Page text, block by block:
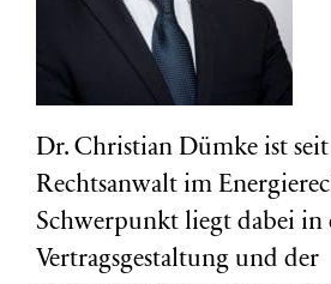
Dr. Christian Dümke ist seit
Rechtsanwalt im
Schwerpunkt liegt dabei in
Vertragsgestaltung und der